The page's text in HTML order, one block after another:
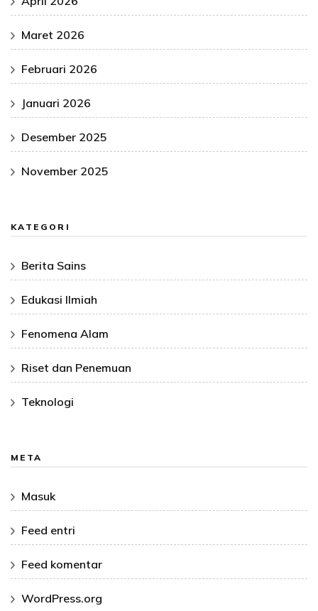
Maret 2026
Februari 2026
Januari 2026
Desember 2025
November 2025
KATEGORI
Berita Sains
Edukasi Ilmiah
Fenomena Alam
Riset dan Penemuan
Teknologi
META
Masuk
Feed entri
Feed komentar
WordPress.org